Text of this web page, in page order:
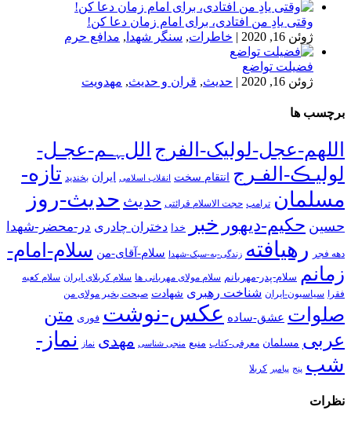
وقتی یادِ من افتادی، برای امام زمان دعا کن!
ژوئن 16, 2020
| خاطرات, سنگر شهدا , مدافع حرم
فضیلت تواضع
ژوئن 16, 2020
| حدیث, قران و حدیث, مهدویت
برچسب ها
اللهم-عجل-لولیک-الفرج اللﮩـم-عجـل-
لولیـڪ-الفـرج انتقام سخت انقلاب اسلامی ایران بخندید تازه-
مسلمان ترامپ حجت الاسلام قرائتی حدیث حدیث-روز
حسین حکیم-دیهور خبر خدا دختران چادری در-محضر-شهدا
دهه فجر رهیافته زندگی-به-سبک-شهدا سلام-آقای-من سلام-امام-
زمانم سلام-پدر-مهربانم سلام مولای مهربانی ها سلام کربلای ایران سلام کعبه
فقرا سیاسیون-ایران شناخت رهبری شهادت صبحت بخیر مولای من
صلوات عشق-ساده عکس-نوشت فوری متن
عربی مسلمان معرفی-کتاب منبع منجی شناسی مهدی نماز
نماز-
شب پنج پیامبر کربلا
نظرات